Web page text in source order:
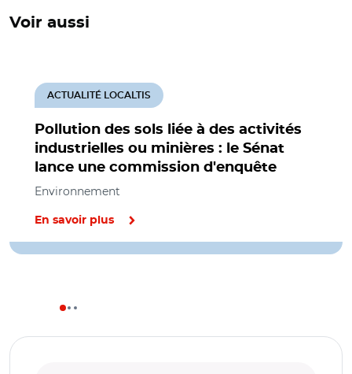
Voir aussi
Pollution des sols liée à des activités
industrielles ou minières : le Sénat
lance une commission d'enquête
ACTUALITÉ LOCALTIS
Environnement
En savoir plus